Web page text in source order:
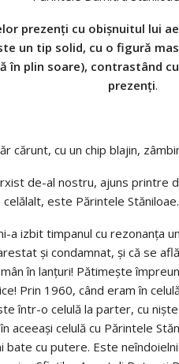
prezenţi cu obişnuitul lui
un tip solid, cu o figură
în plin soare), contrastând
prezenţi.
cărunt, cu un chip blajin,
de-al nostru, ajuns printre
este Părintele Stăniloae.
a izbit timpanul cu rezonanţa
şi condamnat, şi că se
în lanţuri! Pătimeşte
Prin 1960, când eram în
într-o celulă la parter, cu
aceeaşi celulă cu Părintele
bate cu putere. Este